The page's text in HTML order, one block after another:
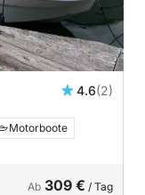
4.6(2)
Motorboote
Ab 309 € / Tag